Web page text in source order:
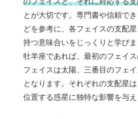
とが大切です。専門書や信頼で
どを参考に、各フェイスの支配
持つ意味合いをじっくりと学びま
牡羊座であれば、最初のフェイ
フェイスは太陽、三番目のフェ
となります。それぞれの支配星
位置する惑星に独特な影響を与え